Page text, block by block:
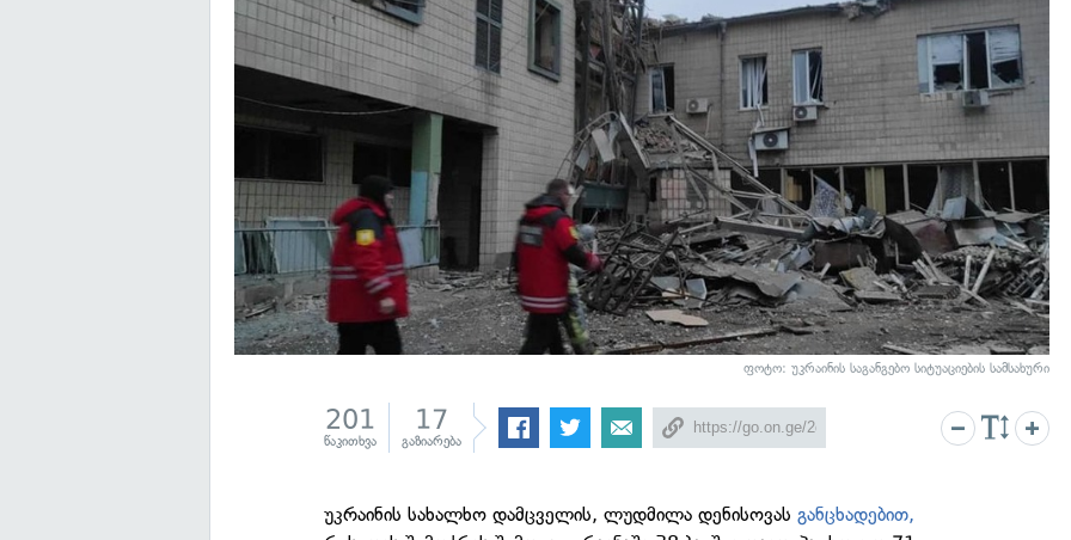
ფოტო: უკრაინის საგანგებო სიტუაციების სამსახური
201
წაკითხვა
17
გაზიარება
უკრაინის სახალხო დამცველის, ლუდმილა დენისოვასგანცხადებით,